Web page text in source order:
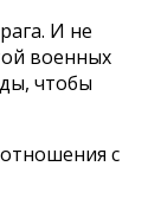
И не
военных
чтобы
с